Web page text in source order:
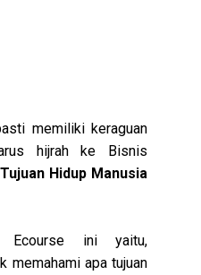
memiliki keraguan
hijrah ke Bisnis
Ecourse ini yaitu,
memahami apa tujuan